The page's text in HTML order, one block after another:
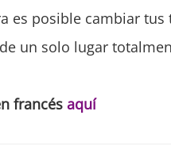
es posible cambiar
un solo lugar
francés aquí